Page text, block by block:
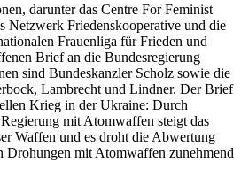
darunter das Centre For Feminist
Netzwerk Friedenskooperative und die
Frauenliga für Frieden und
Brief an die Bundesregierung
sind Bundeskanzler Scholz sowie die
Lambrecht und Lindner. Der Brief
Krieg in der Ukraine: Durch
mit Atomwaffen steigt das
Waffen und es droht die Abwertung
Drohungen mit Atomwaffen zunehmend